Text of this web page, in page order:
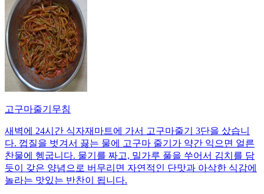
고구마줄기무침
새벽에 24시간 식자재마트에 가서 고구마줄기 3단을 샀습니
다. 껍질을 벗겨서 끓는 물에 고구마 줄기가 약간 익으면 얼른
찬물에 헹굽니다. 물기를 짜고, 밀가루 풀을 쑤어서 김치를 담
듯이 갖은 양념으로 버무리면 자연적인 단맛과 아삭한 식감에
놀라는 맛있는 반찬이 됩니다.